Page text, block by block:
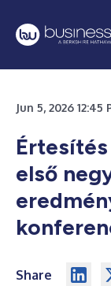
Jun 5, 2026
első
Share